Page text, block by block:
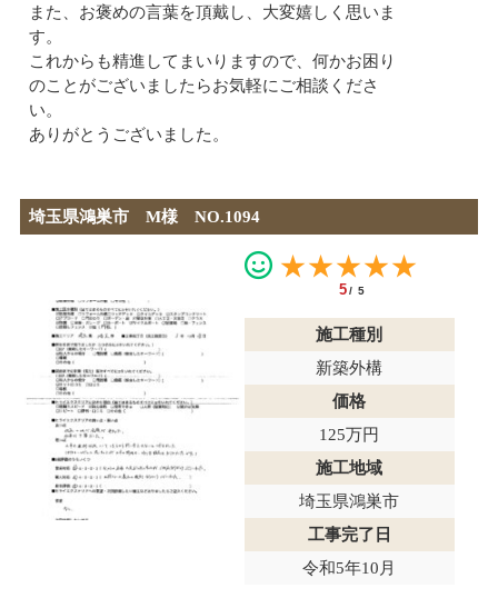
また、お褒めの言葉を頂戴し、大変嬉しく思いま
す。
これからも精進してまいりますので、何かお困り
のことがございましたらお気軽にご相談くださ
い。
ありがとうございました。
埼玉県鴻巣市 M様 NO.1094
★★★★★
5/5
施工種別
新築外構
価格
125万円
施工地域
埼玉県鴻巣市
工事完了日
令和5年10月